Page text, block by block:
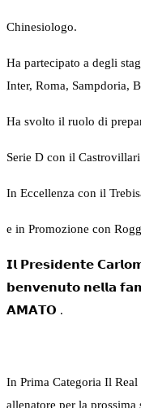
Chinesiologo.
Ha partecipato a degli
Inter, Roma, Sampdoria,
Ha svolto il ruolo di
Serie D con il
In Eccellenza con il
e in Promozione con
𝗜𝗹 𝗣𝗿𝗲𝘀𝗶𝗱𝗲𝗻𝘁𝗲
𝗯𝗲𝗻𝘃𝗲𝗻𝘂𝘁𝗼 𝗻𝗲𝗹𝗹𝗮
𝗔𝗠𝗔𝗧𝗢 .
In Prima Categoria Il
allenatore per la prossima